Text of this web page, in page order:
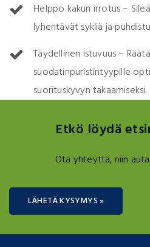
Helppo kakun irrotus –
lyhentävät sykliä ja
Täydellinen istuvuus –
suodatinpuristintyypille
suorituskyvyn takaamiseksi.
Etkö löydä
Ota yhteyttä, niin
LÄHETÄ KYSYMYS »